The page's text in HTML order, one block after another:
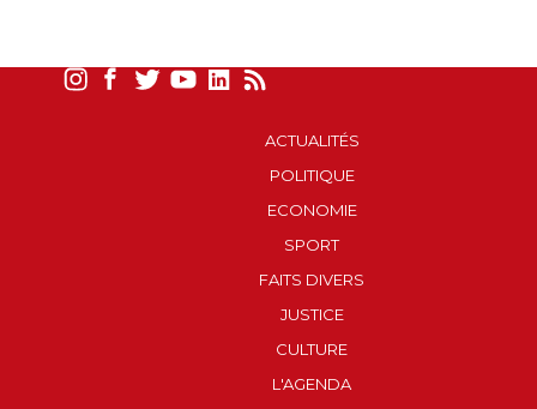
ACTUALITÉS
POLITIQUE
ECONOMIE
SPORT
FAITS DIVERS
JUSTICE
CULTURE
L'AGENDA